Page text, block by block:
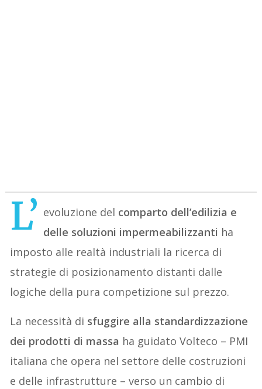
L’ evoluzione del comparto dell’edilizia e
delle soluzioni impermeabilizzanti ha
imposto alle realtà industriali la ricerca di
strategie di posizionamento distanti dalle
logiche della pura competizione sul prezzo.
La necessità di sfuggire alla standardizzazione
dei prodotti di massa ha guidato Volteco – PMI
italiana che opera nel settore delle costruzioni
e delle infrastrutture – verso un cambio di